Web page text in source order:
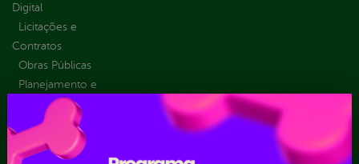
Digital
Licitações e
Contratos
Obras Públicas
Planejamento e
Prestação de Contas
Receitas
Recursos Humanos